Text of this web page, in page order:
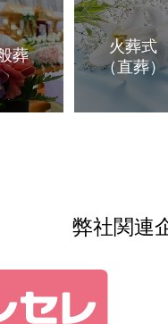
葬
火葬式
（直葬）
弊社関連